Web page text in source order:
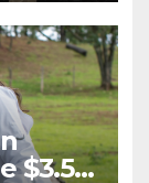
$3.5